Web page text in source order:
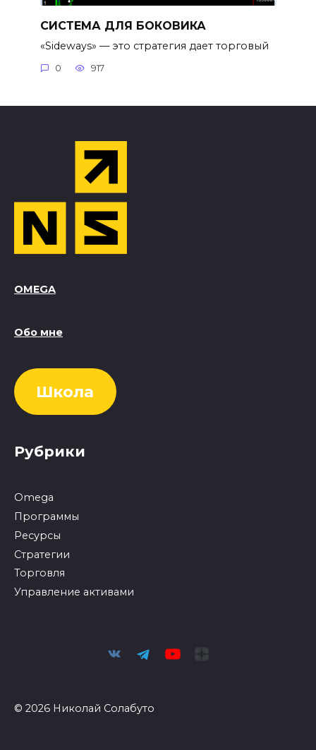
СИСТЕМА ДЛЯ БОКОВИКА
«Sideways» — это стратегия дает торговый
0 917
OMEGA
Обо мне
Школа
Рубрики
Omega
Программы
Ресурсы
Стратегии
Торговля
Управление активами
© 2026 Николай Солабуто